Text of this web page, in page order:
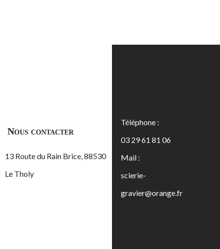
Nous contacter
13 Route du Rain Brice, 88530
Le Tholy
Téléphone :
03 29 61 81 06
Mail :
scierie-
gravier@orange.fr